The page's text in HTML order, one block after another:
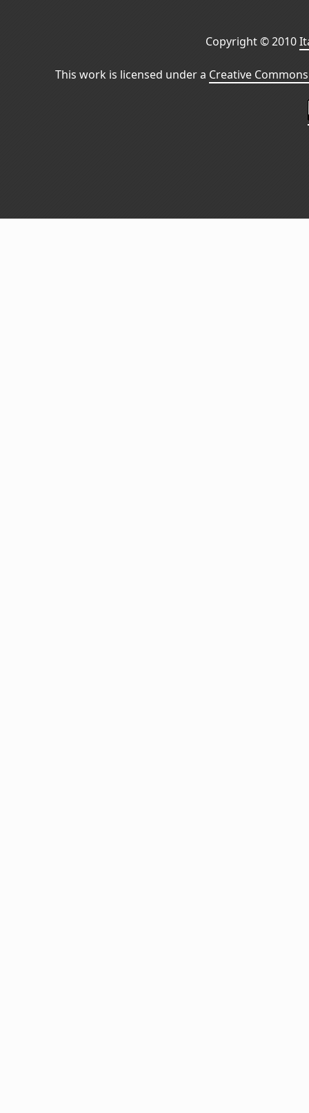
Copyright © 2010
This work is licensed under a Creative